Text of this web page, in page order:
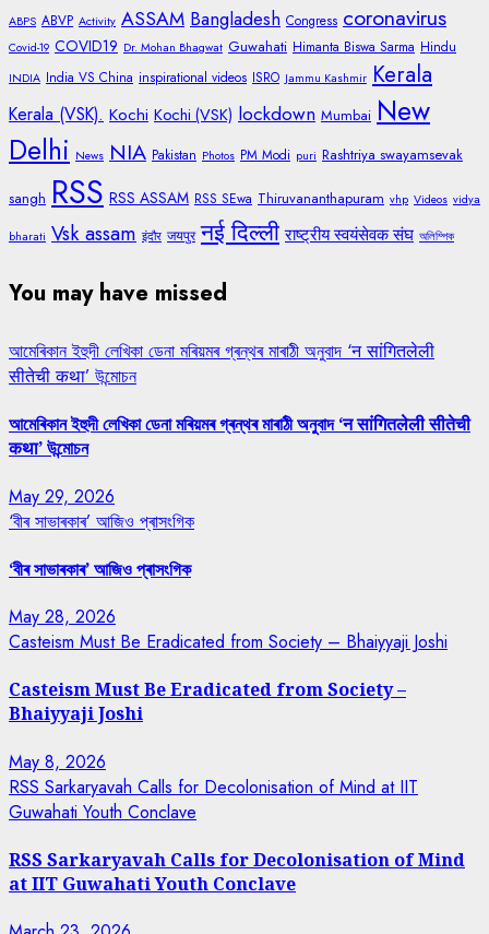
ABPS ABVP Activity ASSAM Bangladesh Congress coronavirus
Covid-19 COVID19 Dr. Mohan Bhagwat Guwahati Himanta Biswa Sarma Hindu
INDIA India VS China inspirational videos ISRO Jammu Kashmir Kerala
Kerala (VSK). Kochi Kochi (VSK) lockdown Mumbai New
Delhi News NIA Pakistan Photos PM Modi puri Rashtriya swayamsevak
sangh RSS RSS ASSAM RSS SEwa Thiruvananthapuram vhp Videos vidya
bharati Vsk assam इंदौर जयपुर नई दिल्ली राष्ट्रीय स्वयंसेवक संघ অলিম্পিক
You may have missed
আমেৰিকান ইহুদী লেখিকা ডেনা মৰিয়মৰ গ্ৰন্থৰ মাৰাঠী অনুবাদ ‘न सांगितलेली
सीतेची कथा’ উন্মোচন
আমেৰিকান ইহুদী লেখিকা ডেনা মৰিয়মৰ গ্ৰন্থৰ মাৰাঠী অনুবাদ ‘न सांगितलेली सीतेची
कथा’ উন্মোচন
May 29, 2026
‘বীৰ সাভাৰকাৰ’ আজিও প্ৰাসংগিক
‘বীৰ সাভাৰকাৰ’ আজিও প্ৰাসংগিক
May 28, 2026
Casteism Must Be Eradicated from Society – Bhaiyyaji Joshi
Casteism Must Be Eradicated from Society –
Bhaiyyaji Joshi
May 8, 2026
RSS Sarkaryavah Calls for Decolonisation of Mind at IIT
Guwahati Youth Conclave
RSS Sarkaryavah Calls for Decolonisation of Mind
at IIT Guwahati Youth Conclave